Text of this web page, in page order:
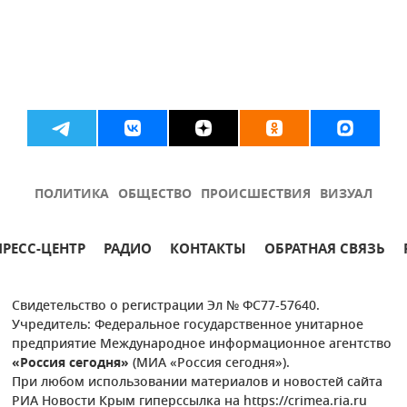
ПОЛИТИКА ОБЩЕСТВО ПРОИСШЕСТВИЯ ВИЗУАЛ
ЦЕНТР РАДИО КОНТАКТЫ ОБРАТНАЯ СВЯЗЬ
Свидетельство о регистрации Эл № ФС77-57640.
Учредитель: Федеральное государственное унитарное
предприятие Международное информационное агентство
«Россия сегодня» (МИА «Россия сегодня»).
При любом использовании материалов и новостей сайта
РИА Новости Крым гиперссылка на https://crimea.ria.ru